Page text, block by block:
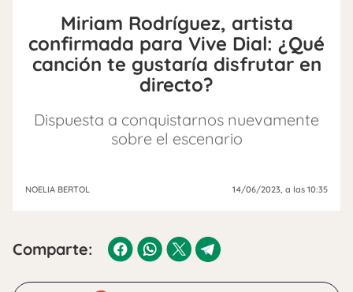
Miriam Rodríguez, artista
confirmada para Vive Dial: ¿Qué
canción te gustaría disfrutar en
directo?
Dispuesta a conquistarnos nuevamente
sobre el escenario
NOELIA BERTOL 14/06/2023, a las 10:35
Comparte: